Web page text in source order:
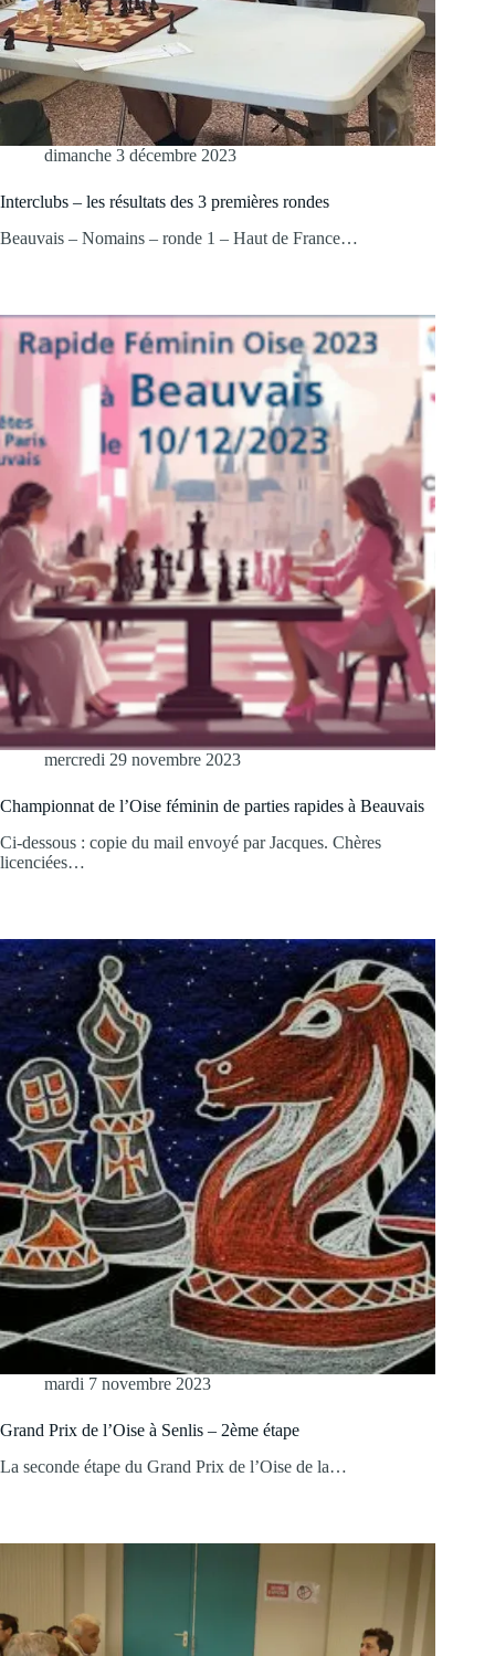
dimanche 3 décembre 2023
Interclubs – les résultats des 3 premières rondes
Beauvais – Nomains – ronde 1 – Haut de France…
mercredi 29 novembre 2023
Championnat de l’Oise féminin de parties rapides à Beauvais
Ci-dessous : copie du mail envoyé par Jacques. Chères
licenciées…
mardi 7 novembre 2023
Grand Prix de l’Oise à Senlis – 2ème étape
La seconde étape du Grand Prix de l’Oise de la…